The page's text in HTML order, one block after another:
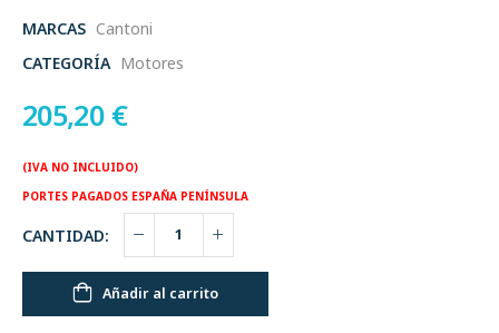
MARCAS Cantoni
CATEGORÍA Motores
205,20 €
(IVA NO INCLUIDO)
PORTES PAGADOS ESPAÑA PENÍNSULA
CANTIDAD:
Añadir al carrito